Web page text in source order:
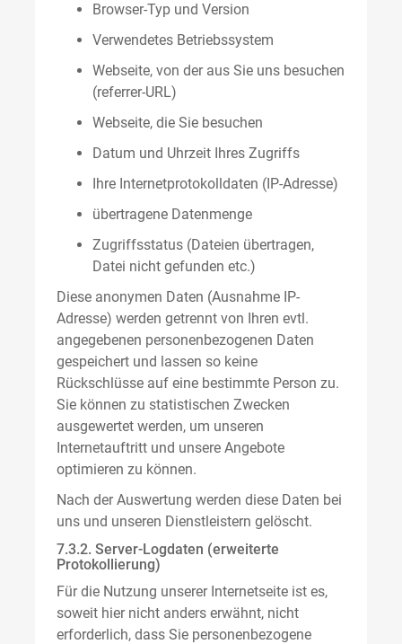
Browser-Typ und Version
Verwendetes Betriebssystem
Webseite, von der aus Sie uns besuchen
(referrer-URL)
Webseite, die Sie besuchen
Datum und Uhrzeit Ihres Zugriffs
Ihre Internetprotokolldaten (IP-Adresse)
übertragene Datenmenge
Zugriffsstatus (Dateien übertragen,
Datei nicht gefunden etc.)
Diese anonymen Daten (Ausnahme IP-
Adresse) werden getrennt von Ihren evtl.
angegebenen personenbezogenen Daten
gespeichert und lassen so keine
Rückschlüsse auf eine bestimmte Person zu.
Sie können zu statistischen Zwecken
ausgewertet werden, um unseren
Internetauftritt und unsere Angebote
optimieren zu können.
Nach der Auswertung werden diese Daten bei
uns und unseren Dienstleistern gelöscht.
7.3.2. Server-Logdaten (erweiterte
Protokollierung)
Für die Nutzung unserer Internetseite ist es,
soweit hier nicht anders erwähnt, nicht
erforderlich, dass Sie personenbezogene